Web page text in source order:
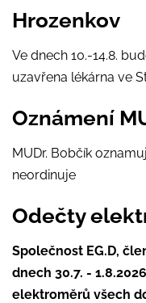
Hrozenkov
Ve dnech 10.-14.8.
uzavřena lékárna ve
Oznámení
MUDr. Bobčík
neordinuje
Odečty
Společnost EG.D,
dnech 30.7. -
elektroměrů všech